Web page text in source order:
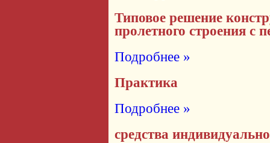
Типовое решение
пролетного строения с
Подробнее »
Практика
Подробнее »
средства